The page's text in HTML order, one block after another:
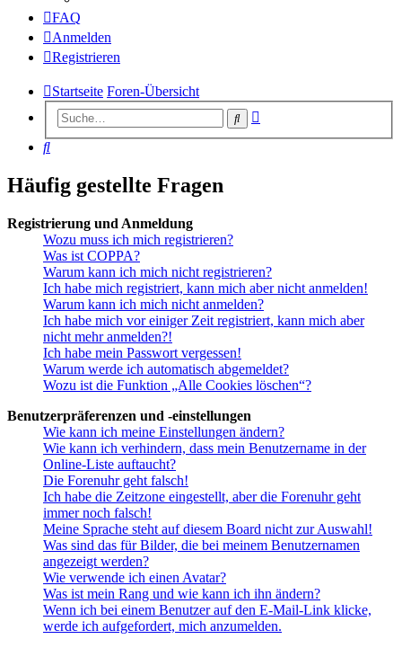
FAQ
Anmelden
Registrieren
Startseite Foren-Übersicht
Suche
Suche
Häufig gestellte Fragen
Registrierung und Anmeldung
Wozu muss ich mich registrieren?
Was ist COPPA?
Warum kann ich mich nicht registrieren?
Ich habe mich registriert, kann mich aber nicht anmelden!
Warum kann ich mich nicht anmelden?
Ich habe mich vor einiger Zeit registriert, kann mich aber
nicht mehr anmelden?!
Ich habe mein Passwort vergessen!
Warum werde ich automatisch abgemeldet?
Wozu ist die Funktion „Alle Cookies löschen“?
Benutzerpräferenzen und -einstellungen
Wie kann ich meine Einstellungen ändern?
Wie kann ich verhindern, dass mein Benutzername in der
Online-Liste auftaucht?
Die Forenuhr geht falsch!
Ich habe die Zeitzone eingestellt, aber die Forenuhr geht
immer noch falsch!
Meine Sprache steht auf diesem Board nicht zur Auswahl!
Was sind das für Bilder, die bei meinem Benutzernamen
angezeigt werden?
Wie verwende ich einen Avatar?
Was ist mein Rang und wie kann ich ihn ändern?
Wenn ich bei einem Benutzer auf den E-Mail-Link klicke,
werde ich aufgefordert, mich anzumelden.